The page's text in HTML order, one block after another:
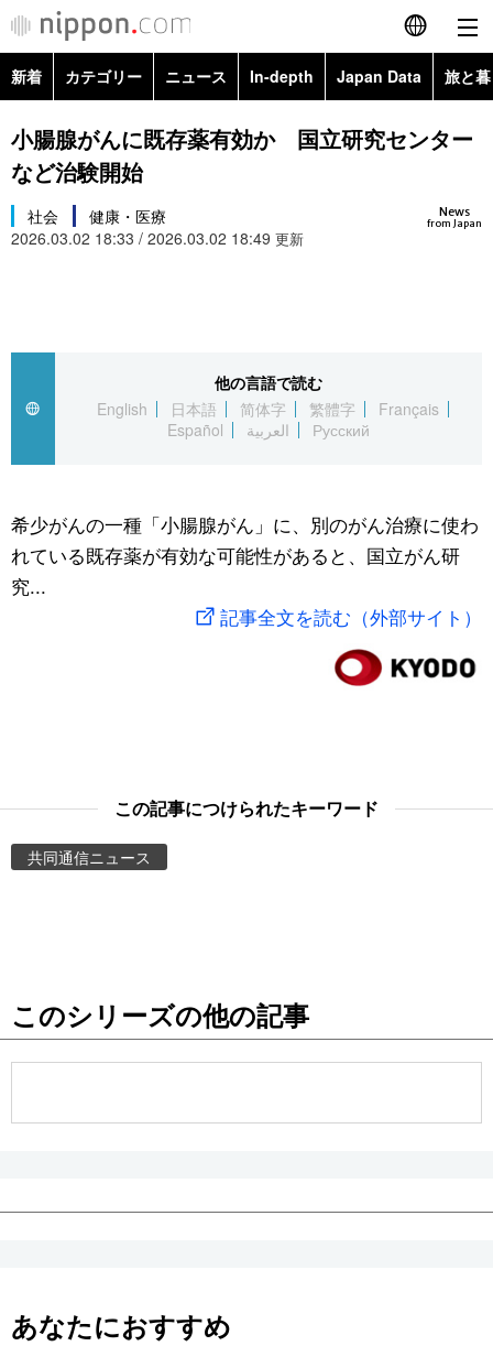
English
简体字
Русский
カテゴリー
国際
社会
文化
科学・技術
アーカイブ
Japan Data
旅と暮らし
動画/Live
Books
People
公式SNS
新着 カテゴリー ニュース In-depth Japan Data 旅と
政治・外交
経済・ビジネス
国際・海外
文化
科学・技術
暮らし
スポーツ・東京2020
Topics
小腸腺がんに既存薬有効か 国立研究センター
など治験開始
News
from Japan
社会
健康・医療
2026.03.02 18:33 / 2026.03.02 18:49 更新
他の言語で読む
English
日本語 简体字 繁體字
Français
Español
العربية Русский
希少がんの一種「小腸腺がん」に、別のがん治療に使わ
れている既存薬が有効な可能性があると、国立がん研
究...
記事全文を読む（外部サイト）
この記事につけられたキーワード
共同通信ニュース
このシリーズの他の記事
あなたにおすすめ